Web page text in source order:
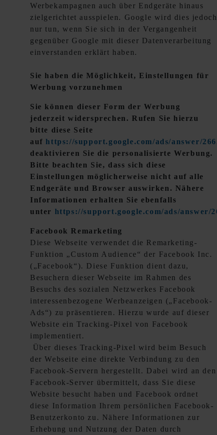
Werbekampagnen auch über Endgeräte hinaus
zielgerichtet ausspielen. Google wird dies jedoch
nur tun, wenn Sie sich in der Vergangenheit
gegenüber Google mit dieser Datenverarbeitung
einverstanden erklärt haben.
Sie haben die Möglichkeit, Einstellungen für
Werbung vorzunehmen
Sie können dieser Form der Werbung
jederzeit widersprechen. Rufen Sie hierzu
bitte diese Seite
auf https://support.google.com/ads/answer/
deaktivieren Sie die personalisierte Werbung.
Bitte beachten Sie, dass sich diese
Einstellungen möglicherweise nicht auf alle
Endgeräte und Browser auswirken. Nähere
Informationen erhalten Sie ebenfalls
unter https://support.google.com/ads/answer/
Facebook Remarketing
Diese Webseite verwendet die Remarketing-
Funktion „Custom Audience“ der Facebook Inc.
(„Facebook“). Diese Funktion dient dazu,
Besuchern dieser Webseite im Rahmen des
Besuchs des sozialen Netzwerkes Facebook
interessenbezogene Werbeanzeigen („Facebook-
Ads“) zu präsentieren. Hierzu wurde auf dieser
Website ein Tracking-Pixel von Facebook
implementiert.
Über dieses Tracking-Pixel wird beim Besuch
der Webseite eine direkte Verbindung zu den
Facebook-Servern hergestellt. Dabei wird an den
Facebook-Server übermittelt, dass Sie diese
Website besucht haben und Facebook ordnet
diese Information Ihrem persönlichen Facebook-
Benutzerkonto zu. Nähere Informationen zur
Erhebung und Nutzung der Daten durch